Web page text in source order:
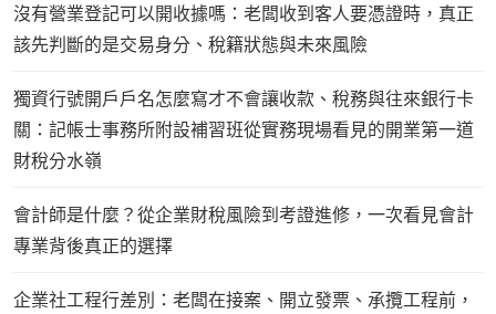
沒有營業登記可以開收據嗎：老闆收到客人要憑證時，真正
該先判斷的是交易身分、稅籍狀態與未來風險
獨資行號開戶戶名怎麼寫才不會讓收款、稅務與往來銀行卡
關：記帳士事務所附設補習班從實務現場看見的開業第一道
財稅分水嶺
會計師是什麼？從企業財稅風險到考證進修，一次看見會計
專業背後真正的選擇
企業社工程行差別：老闆在接案、開立發票、承攬工程前，